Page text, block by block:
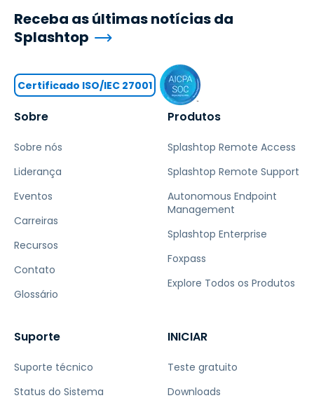
Sobre
Sobre nós
Liderança
Eventos
Carreiras
Recursos
Contato
Glossário
Produtos
Splashtop Remote Access
Splashtop Remote Support
Autonomous Endpoint
Management
Splashtop Enterprise
Foxpass
Explore Todos os Produtos
Suporte
Suporte técnico
Status do Sistema
INICIAR
Teste gratuito
Downloads
Receba as últimas notícias da
Splashtop
Certificado ISO/IEC 27001